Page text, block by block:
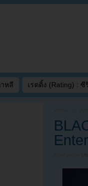
หลี เรตติ้ง (Rating) : ซี